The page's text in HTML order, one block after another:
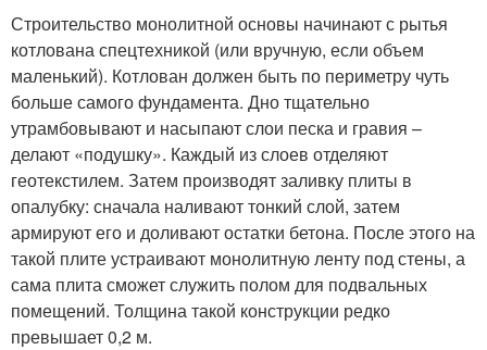
Строительство монолитной основы начинают с рытья
котлована спецтехникой (или вручную, если объем
маленький). Котлован должен быть по периметру чуть
больше самого фундамента. Дно тщательно
утрамбовывают и насыпают слои песка и гравия –
делают «подушку». Каждый из слоев отделяют
геотекстилем. Затем производят заливку плиты в
опалубку: сначала наливают тонкий слой, затем
армируют его и доливают остатки бетона. После этого на
такой плите устраивают монолитную ленту под стены, а
сама плита сможет служить полом для подвальных
помещений. Толщина такой конструкции редко
превышает 0,2 м.